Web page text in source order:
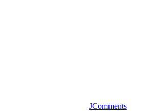
JComments